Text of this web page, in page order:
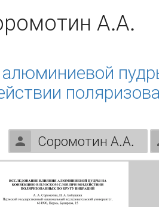
А.А.
Соромотин А.А.